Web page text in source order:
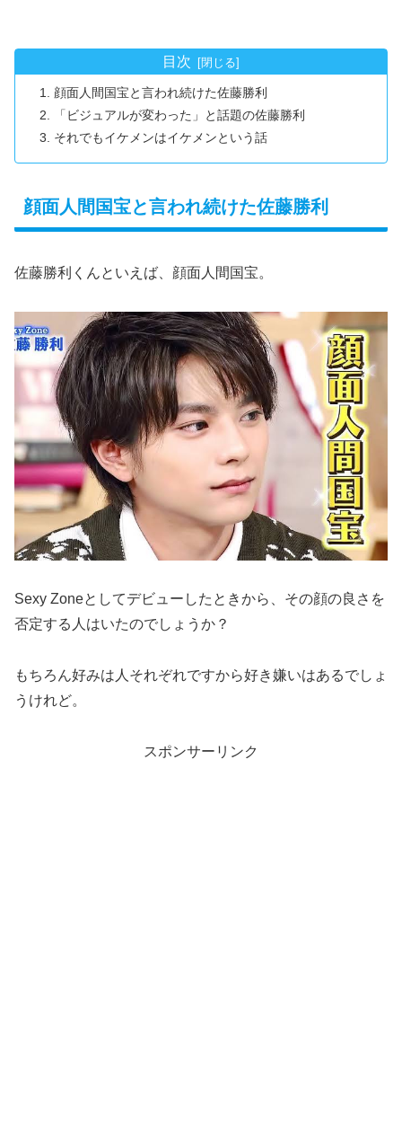
目次
顔面人間国宝と言われ続けた佐藤勝利
「ビジュアルが変わった」と話題の佐藤勝利
それでもイケメンはイケメンという話
顔面人間国宝と言われ続けた佐藤勝利
佐藤勝利くんといえば、顔面人間国宝。
Sexy Zoneとしてデビューしたときから、その顔の良さを
否定する人はいたのでしょうか？
もちろん好みは人それぞれですから好き嫌いはあるでしょ
うけれど。
スポンサーリンク